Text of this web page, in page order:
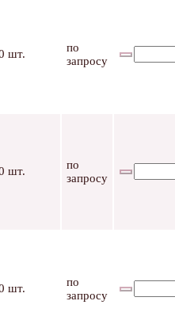
шт.
по
запросу
шт.
по
запросу
шт.
по
запросу